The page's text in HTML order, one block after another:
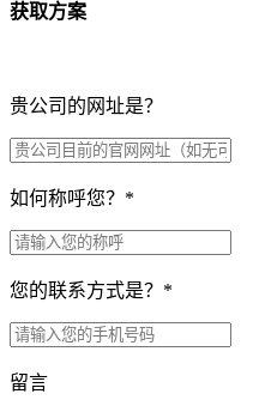
获取方案
贵公司的网址是？
如何称呼您？ *
您的联系方式是？ *
留言